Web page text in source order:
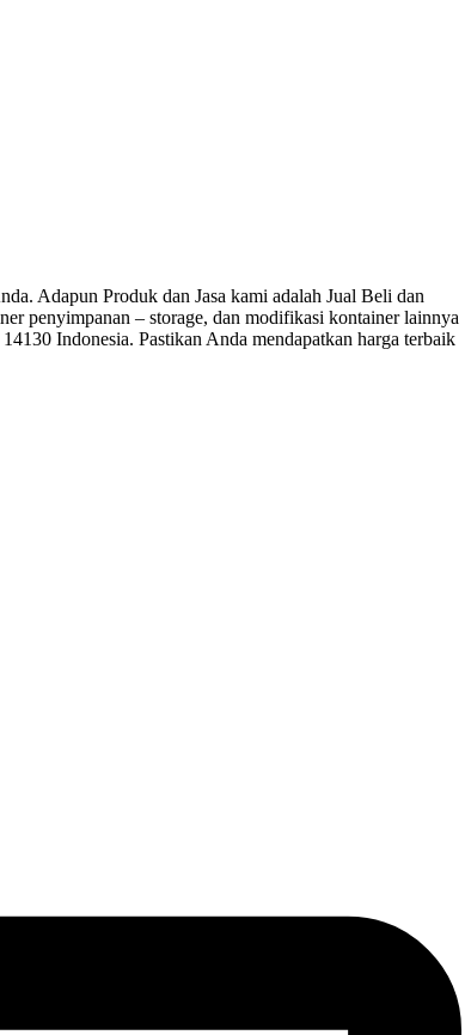
Adapun Produk dan Jasa kami adalah Jual Beli dan
penyimpanan – storage, dan modifikasi kontainer lainnya
Indonesia. Pastikan Anda mendapatkan harga terbaik